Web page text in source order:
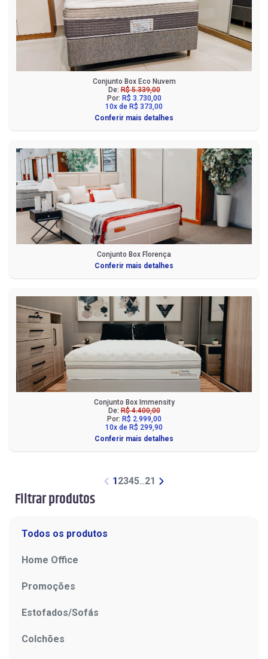
Filtrar produtos
Todos os produtos
Home Office
Promoções
Estofados/Sofás
Colchões
Conjunto Box Eco Nuvem
De:R$ 5.339,00
Por: R$ 3.730,00
10x de R$ 373,00
Conferir mais detalhes
Conjunto Box Florença
Conferir mais detalhes
Conjunto Box Immensity
De:R$ 4.400,00
Por: R$ 2.999,00
10x de R$ 299,90
Conferir mais detalhes
1 2345...21